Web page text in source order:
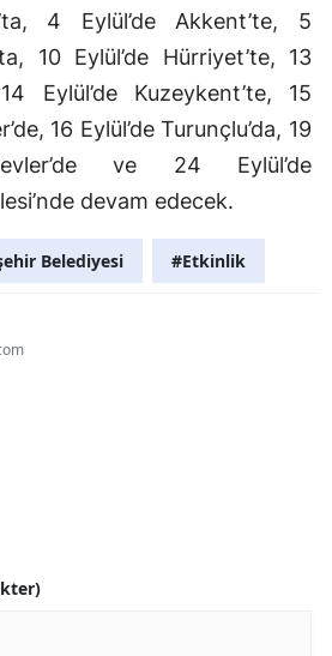
4 Eylül’de Akkent’te, 5
10 Eylül’de Hürriyet’te, 13
Eylül’de Kuzeykent’te, 15
16 Eylül’de Turunçlu’da, 19
ve 24 Eylül’de
devam edecek.
Belediyesi #Etkinlik